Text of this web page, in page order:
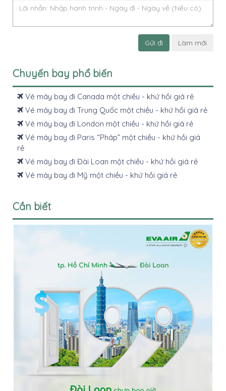
Gửi đi Làm mới
Chuyến bay phổ biến
Vé máy bay đi Canada một chiều - khứ hồi giá rẻ
Vé máy bay đi Trung Quốc một chiều - khứ hồi giá rẻ
Vé máy bay đi London một chiều - khứ hồi giá rẻ
Vé máy bay đi Paris “Pháp” một chiều - khứ hồi giá
rẻ
Vé máy bay đi Đài Loan một chiều - khứ hồi giá rẻ
Vé máy bay đi Mỹ một chiều - khứ hồi giá rẻ
Cần biết